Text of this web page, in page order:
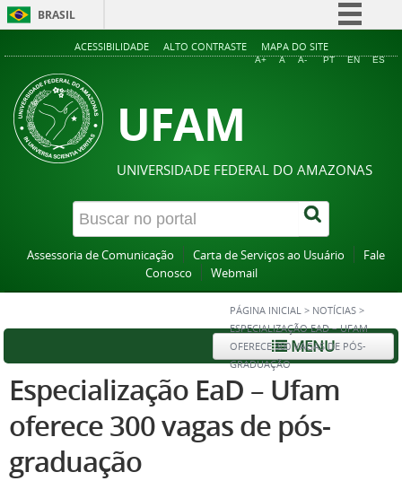
BRASIL
Simplifique!
Acesso à informação
ACESSIBILIDADE ALTO CONTRASTE MAPA DO SITE
A+ A A- PT EN ES
UFAM
UNIVERSIDADE FEDERAL DO AMAZONAS
Assessoria de Comunicação Carta de Serviços ao Usuário
Fale
Conosco
Webmail
PÁGINA INICIAL > NOTÍCIAS >
ESPECIALIZAÇÃO EAD – UFAM
OFERECE 300 VAGAS DE PÓS-
GRADUAÇÃO
MENU
Especialização EaD – Ufam
oferece 300 vagas de pós-
graduação